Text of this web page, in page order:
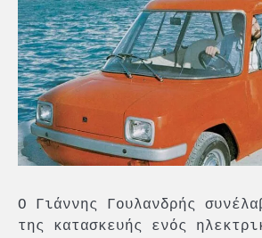
Ο Γιάννης Γουλανδρής
της κατασκευής ενός